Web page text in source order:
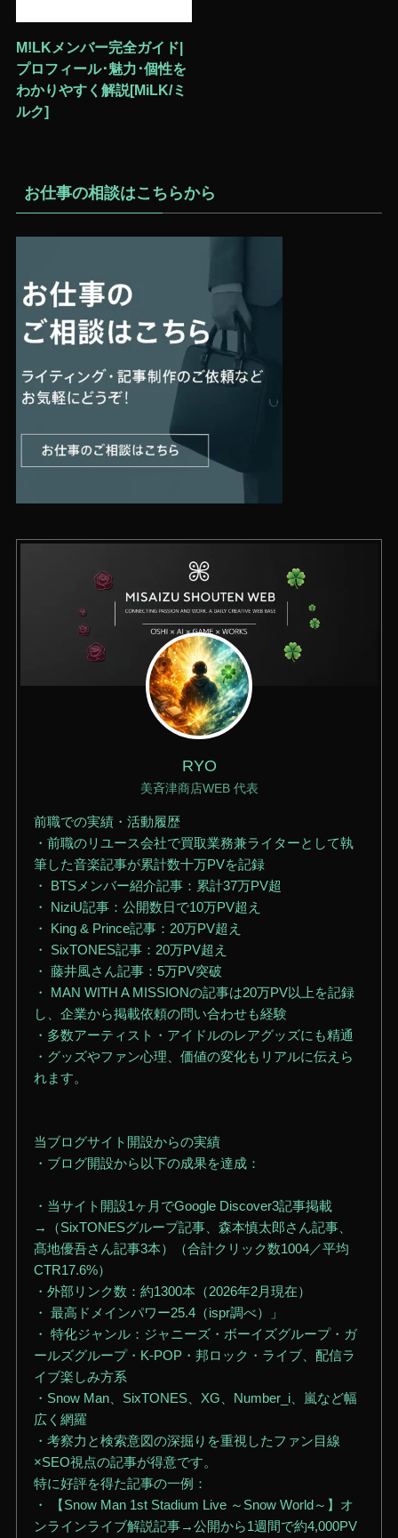
M!LKメンバー完全ガイド|
プロフィール･魅力･個性を
わかりやすく解説[MiLK/ミ
ルク]
お仕事の相談はこちらから
RYO
美斉津商店WEB 代表
前職での実績・活動履歴
・前職のリユース会社で買取業務兼ライターとして執
筆した音楽記事が累計数十万PVを記録
・ BTSメンバー紹介記事：累計37万PV超
・ NiziU記事：公開数日で10万PV超え
・ King & Prince記事：20万PV超え
・ SixTONES記事：20万PV超え
・ 藤井風さん記事：5万PV突破
・ MAN WITH A MISSIONの記事は20万PV以上を記録
し、企業から掲載依頼の問い合わせも経験
・多数アーティスト・アイドルのレアグッズにも精通
・グッズやファン心理、価値の変化もリアルに伝えら
れます。
当ブログサイト開設からの実績
・ブログ開設から以下の成果を達成：
・当サイト開設1ヶ月でGoogle Discover3記事掲載
→（SixTONESグループ記事、森本慎太郎さん記事、
髙地優吾さん記事3本）（合計クリック数1004／平均
CTR17.6%）
・外部リンク数：約1300本（2026年2月現在）
・ 最高ドメインパワー25.4（ispr調べ）」
・ 特化ジャンル：ジャニーズ・ボーイズグループ・ガ
ールズグループ・K-POP・邦ロック・ライブ、配信ラ
イブ楽しみ方系
・Snow Man、SixTONES、XG、Number_i、嵐など幅
広く網羅
・考察力と検索意図の深掘りを重視したファン目線
×SEO視点の記事が得意です。
特に好評を得た記事の一例：
・ 【Snow Man 1st Stadium Live ～Snow World～】オ
ンラインライブ解説記事→公開から1週間で約4,000PV